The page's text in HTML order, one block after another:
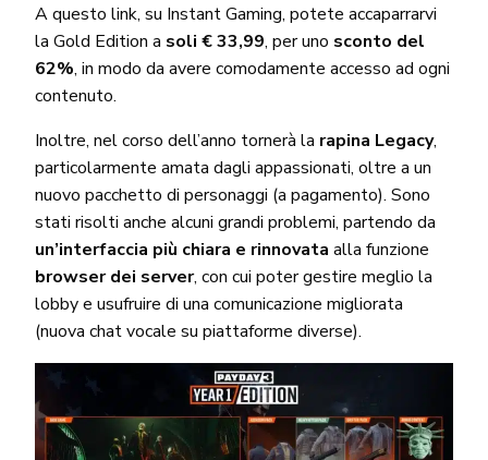
A questo link, su Instant Gaming, potete accaparrarvi
la Gold Edition a soli € 33,99, per uno sconto del
62%, in modo da avere comodamente accesso ad ogni
contenuto.
Inoltre, nel corso dell’anno tornerà la rapina Legacy,
particolarmente amata dagli appassionati, oltre a un
nuovo pacchetto di personaggi (a pagamento). Sono
stati risolti anche alcuni grandi problemi, partendo da
un’interfaccia più chiara e rinnovata alla funzione
browser dei server, con cui poter gestire meglio la
lobby e usufruire di una comunicazione migliorata
(nuova chat vocale su piattaforme diverse).